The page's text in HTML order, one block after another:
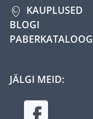
KAUPLUSED
BLOGI
PABERKATALOOG
JÄLGI MEID: